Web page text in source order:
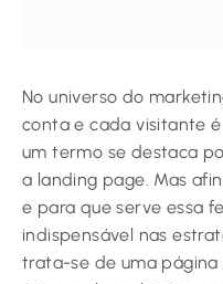
No universo do
conta e cada visitante
um termo se destaca
a landing page. Mas
e para que serve essa
indispensável nas
trata-se de uma